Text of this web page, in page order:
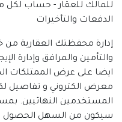
للمالك للعقار - حساب لكل
الدفعات والتأخيرات
إدارة محفظتك العقارية من
ايضا على عرض الممتلكات
معرض الكتروني و تفاصيل
المستخدمين النهائيين.
سيكون من السهل الحصول